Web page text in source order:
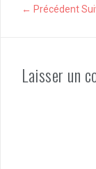
← Précédent
Laisser un